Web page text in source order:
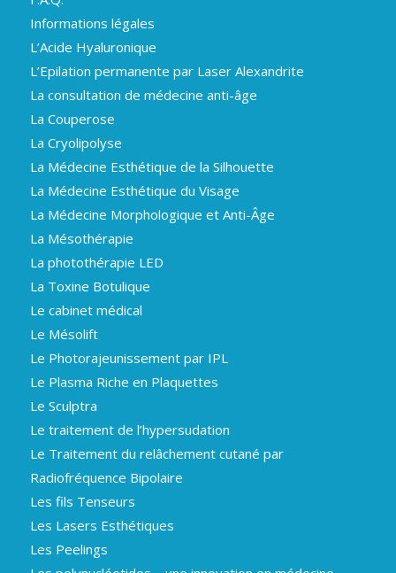
Informations légales
L’Acide Hyaluronique
L’Epilation permanente par Laser Alexandrite
La consultation de médecine anti-âge
La Couperose
La Cryolipolyse
La Médecine Esthétique de la Silhouette
La Médecine Esthétique du Visage
La Médecine Morphologique et Anti-Âge
La Mésothérapie
La photothérapie LED
La Toxine Botulique
Le cabinet médical
Le Mésolift
Le Photorajeunissement par IPL
Le Plasma Riche en Plaquettes
Le Sculptra
Le traitement de l’hypersudation
Le Traitement du relâchement cutané par
Radiofréquence Bipolaire
Les fils Tenseurs
Les Lasers Esthétiques
Les Peelings